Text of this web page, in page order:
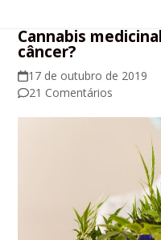
Cannabis
câncer?
17 de outubro de 2019
21 Comentários